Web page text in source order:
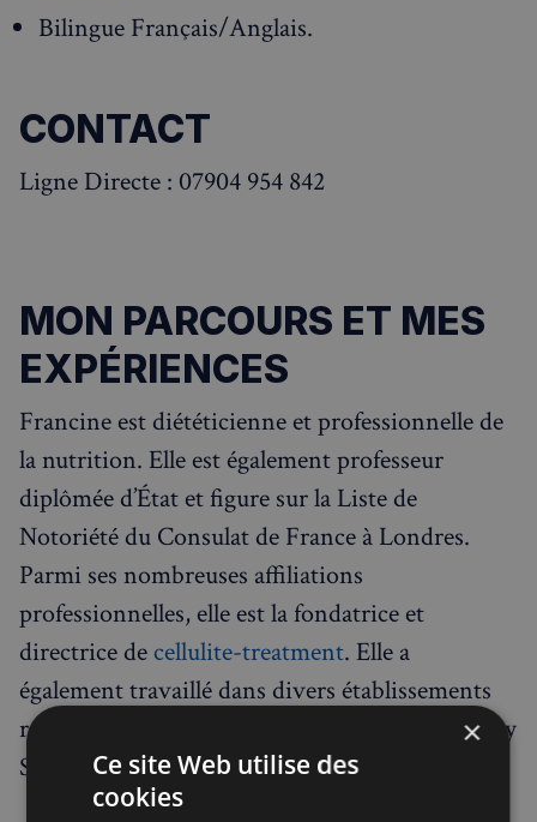
Bilingue Français/Anglais.
CONTACT
Ligne Directe : 07904 954 842
MON PARCOURS ET MES
EXPÉRIENCES
Francine est diététicienne et professionnelle de
la nutrition. Elle est également professeur
diplômée d’État et figure sur la Liste de
Notoriété du Consulat de France à Londres.
Parmi ses nombreuses affiliations
professionnelles, elle est la fondatrice et
directrice de cellulite-treatment. Elle a
également travaillé dans divers établissements
réputés tels que la London Obesity Clinic Harley
Street, Médicareet bien d'autres.
×
Ce site Web utilise des
cookies